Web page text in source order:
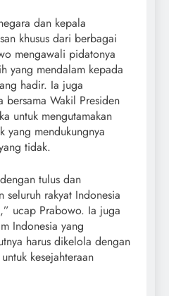
dan kepala
khusus dari berbagai
mengawali pidatonya
yang mendalam kepada
hadir. Ia juga
bersama Wakil Presiden
untuk mengutamakan
yang mendukungnya
tidak.
tulus dan
seluruh rakyat Indonesia
ucap Prabowo. Ia juga
Indonesia yang
harus dikelola dengan
kesejahteraan